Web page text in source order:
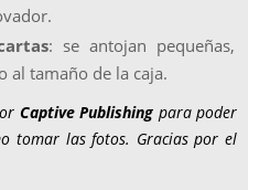
: se antojan pequeñas,
al tamaño de la caja.
Captive Publishing para poder
tomar las fotos. Gracias por el